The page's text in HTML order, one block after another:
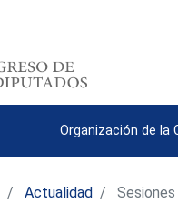
Organización de la
Actualidad